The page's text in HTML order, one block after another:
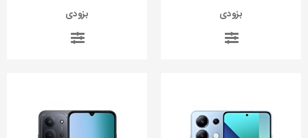
بزودی بزودی